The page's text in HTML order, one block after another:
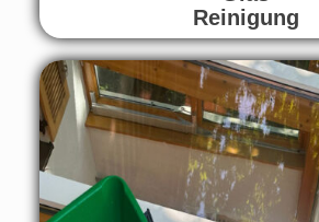
Reinigung